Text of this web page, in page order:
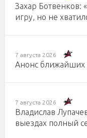
Захар Ботвенков:
игру, но не
7 августа 2026
Анонс ближайших
7 августа 2026
Владислав
выездах полный